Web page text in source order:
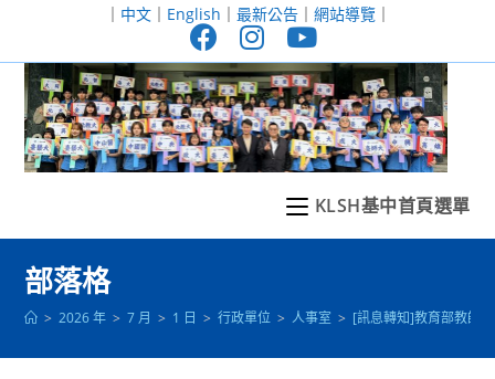
至
｜ 中文｜ English ｜ 最新公告｜ 網站導覽｜
KLSH基中首頁選單
部落格
> 2026 年 > 7 月 > 1 日 > 行政單位 > 人事室 > [訊息轉知]教育部教師